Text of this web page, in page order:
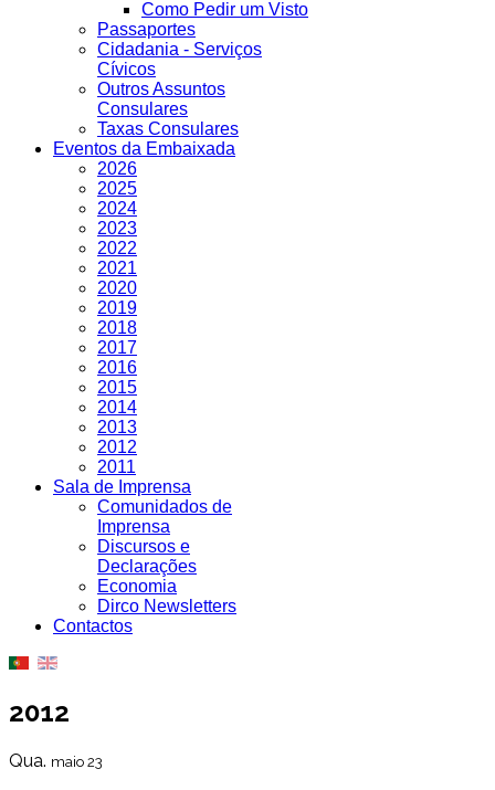
Como Pedir um Visto
Passaportes
Cidadania - Serviços
Cívicos
Outros Assuntos
Consulares
Taxas Consulares
Eventos da Embaixada
2026
2025
2024
2023
2022
2021
2020
2019
2018
2017
2016
2015
2014
2013
2012
2011
Sala de Imprensa
Comunidados de
Imprensa
Discursos e
Declarações
Economia
Dirco Newsletters
Contactos
2012
Qua. maio 23